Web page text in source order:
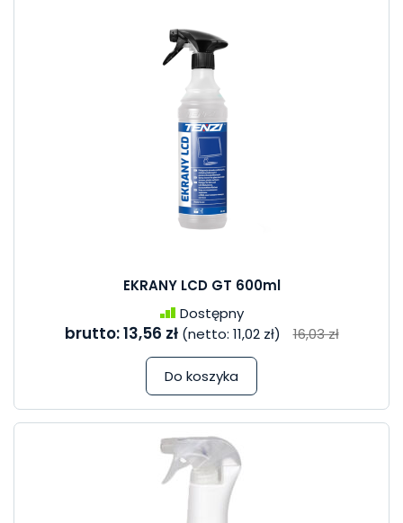
EKRANY LCD GT 600ml
Dostępny
brutto:13,56 zł (netto: 11,02 zł) 16,03 zł
Do koszyka